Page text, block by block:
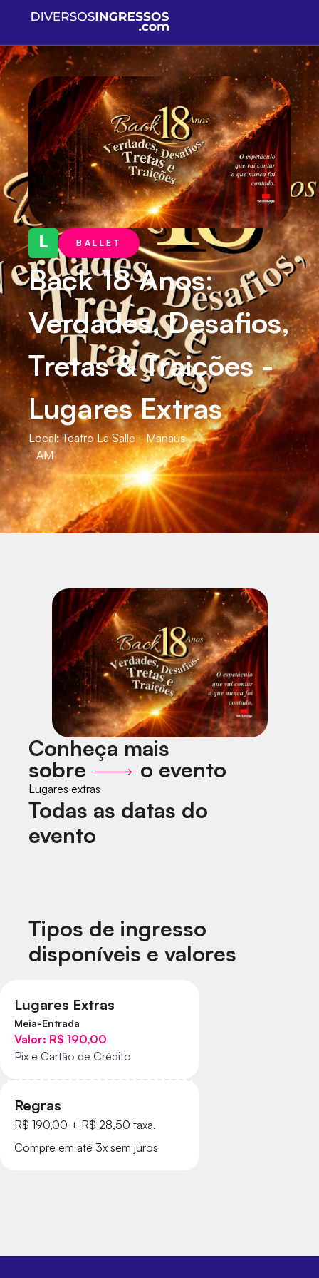
L BALLET
Back 18 Anos:
Verdades, Desafios,
Tretas & Traições -
Lugares Extras
Local:Teatro La Salle - Manaus
- AM
Conheça mais
sobre
o evento
Lugares extras
Todas as datas do
evento
Tipos de ingresso
disponíveis e valores
Lugares Extras
Meia-Entrada
Valor: R$ 190,00
Pix e Cartão de Crédito
Regras
R$ 190,00 + R$ 28,50 taxa.
Compre em até 3x sem juros